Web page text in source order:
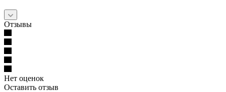
Отзывы
Нет оценок
Оставить отзыв